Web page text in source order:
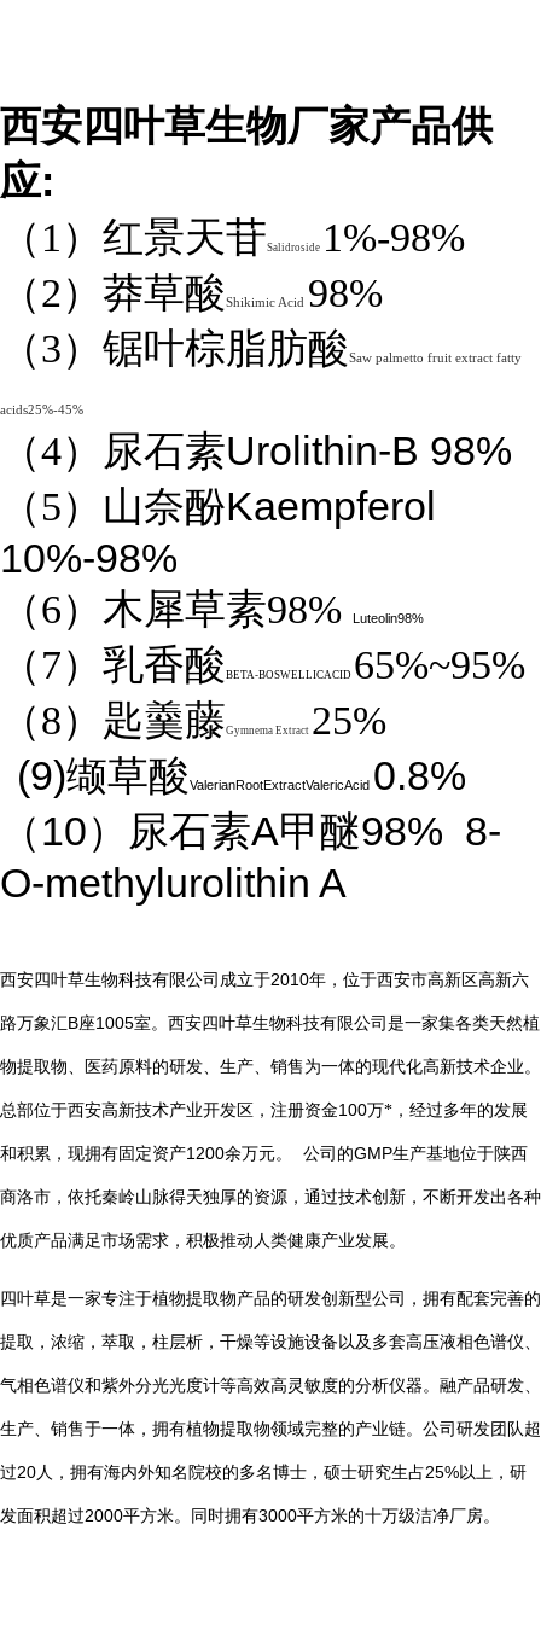
西安四叶草生物厂家产品供
应:
（1）红景天苷Salidroside 1%-98%
（2）莽草酸Shikimic Acid 98%
（3）锯叶棕脂肪酸Saw palmetto fruit extract fatty
acids25%-45%
（4） 尿石素Urolithin-B 98%
（5）山奈酚Kaempferol
10%-98%
（6）木犀草素98% Luteolin98%
（7）乳香酸 BETA-BOSWELLICACID 65%~95%
（8）匙羹藤Gymnema Extract 25%
(9)缬草酸ValerianRootExtractValericAcid 0.8%
（10）尿石素A甲醚98% 8-
O-methylurolithin A
西安四叶草生物科技有限公司成立于2010年，位于西安市高新区高新六
路万象汇B座1005室。西安四叶草生物科技有限公司是一家集各类天然植
物提取物、医药原料的研发、生产、销售为一体的现代化高新技术企业。
总部位于西安高新技术产业开发区，注册资金100万*，经过多年的发展
和积累，现拥有固定资产1200余万元。 公司的GMP生产基地位于陕西
商洛市，依托秦岭山脉得天独厚的资源，通过技术创新，不断开发出各种
优质产品满足市场需求，积极推动人类健康产业发展。
四叶草是一家专注于植物提取物产品的研发创新型公司，拥有配套完善的
提取，浓缩，萃取，柱层析，干燥等设施设备以及多套高压液相色谱仪、
气相色谱仪和紫外分光光度计等高效高灵敏度的分析仪器。融产品研发、
生产、销售于一体，拥有植物提取物领域完整的产业链。公司研发团队超
过20人，拥有海内外知名院校的多名博士，硕士研究生占25%以上，研
发面积超过2000平方米。同时拥有3000平方米的十万级洁净厂房。